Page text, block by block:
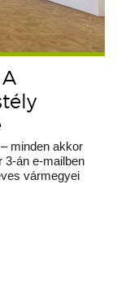
minden akkor
3-án e-mailben
vármegyei